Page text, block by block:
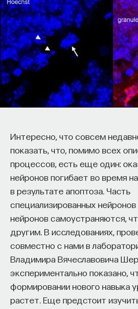
Интересно, что совсем
показать, что, помимо всех
процессов, есть еще один:
нейронов погибает во время
в результате апоптоза. Часть
специализированных
нейронов самоустраняются,
другим. В исследованиях,
совместно с нами в
Владимира Вячеславовича
экспериментально показано,
формировании нового навыка
растет. Еще предстоит